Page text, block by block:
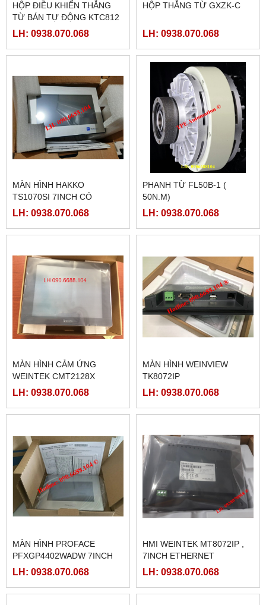
HỘP ĐIỀU KHIỂN THẮNG
TỪ BÁN TỰ ĐỘNG KTC812
LH: 0938.070.068
HỘP THẮNG TỪ GXZK-C
LH: 0938.070.068
MÀN HÌNH HAKKO
TS1070SI 7INCH CÓ
ETHERNET
LH: 0938.070.068
PHANH TỪ FL50B-1 (
50N.M)
LH: 0938.070.068
MÀN HÌNH CẢM ỨNG
WEINTEK CMT2128X
LH: 0938.070.068
MÀN HÌNH WEINVIEW
TK8072IP
LH: 0938.070.068
MÀN HÌNH PROFACE
PFXGP4402WADW 7INCH
LH: 0938.070.068
HMI WEINTEK MT8072IP ,
7INCH ETHERNET
LH: 0938.070.068